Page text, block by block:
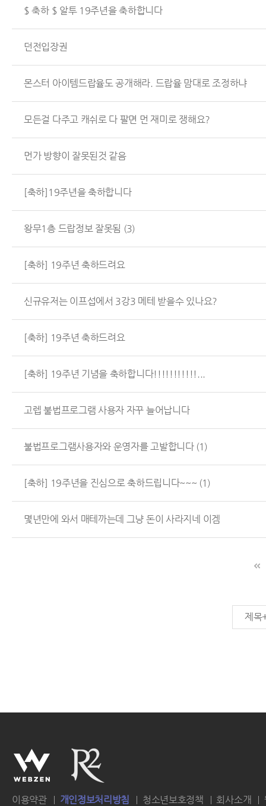
$ 축하 $ 알투 19주년을 축하합니다
던전입장권
몬스터 아이템드랍율도 공개해라. 드랍율 맘대로 조정하냐
모든걸 다주고 캐쉬로 다 팔면 먼 재미로 쟁해요?
먼가 방향이 잘못된것 같음
[축하]19주년을 축하합니다
왕무1층 드랍정보 잘못됨 (3)
[축하] 19주년 축하드려요
신규유저는 이프섭에서 3강3 메테 받을수 있나요?
[축하] 19주년 축하드려요
[축하] 19주년 기념을 축하합니다!!!!!!!!!!!...
고렙 불법프로그램 사용자 자꾸 늘어납니다
불법프로그램사용자와 운영자를 고발합니다 (1)
[축하] 19주년을 진심으로 축하드립니다~~~ (1)
몇년만에 와서 매테까는데 그냥 돈이 사라지네 이겜
제목
이용약관 개인정보처리방침 청소년보호정책 회사소개